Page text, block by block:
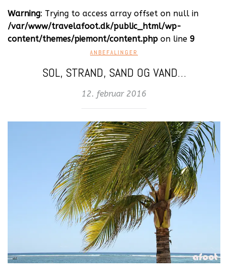
Warning: Trying to access array offset on null in
/var/www/travelafoot.dk/public_html/wp-
content/themes/piemont/content.php on line 9
ANBEFALINGER
SOL, STRAND, SAND OG VAND…
12. februar 2016